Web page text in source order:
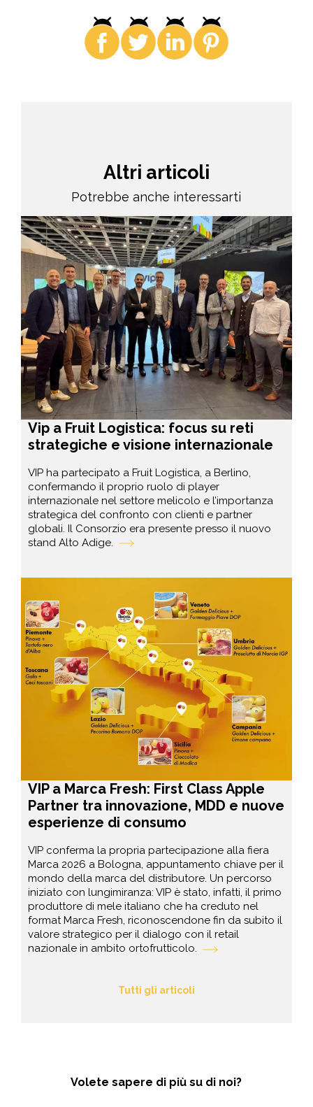
Altri articoli
Potrebbe anche interessarti
Vip a Fruit Logistica: focus su reti
strategiche e visione internazionale
VIP ha partecipato a Fruit Logistica, a Berlino,
confermando il proprio ruolo di player
internazionale nel settore melicolo e l’importanza
strategica del confronto con clienti e partner
globali. Il Consorzio era presente presso il nuovo
stand Alto Adige.
VIP a Marca Fresh: First Class Apple
Partner tra innovazione, MDD e nuove
esperienze di consumo
VIP conferma la propria partecipazione alla fiera
Marca 2026 a Bologna, appuntamento chiave per il
mondo della marca del distributore. Un percorso
iniziato con lungimiranza: VIP è stato, infatti, il primo
produttore di mele italiano che ha creduto nel
format Marca Fresh, riconoscendone fin da subito il
valore strategico per il dialogo con il retail
nazionale in ambito ortofrutticolo.
Tutti gli articoli
Volete sapere di più su di noi?